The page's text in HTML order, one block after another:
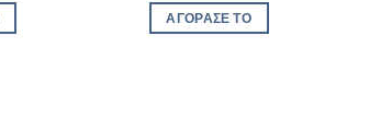
ΑΓΟΡΑΣΕ ΤΟ